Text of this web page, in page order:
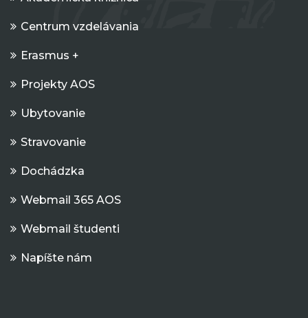
Centrum vzdelávania
Erasmus +
Projekty AOS
Ubytovanie
Stravovanie
Dochádzka
Webmail 365 AOS
Webmail študenti
Napíšte nám